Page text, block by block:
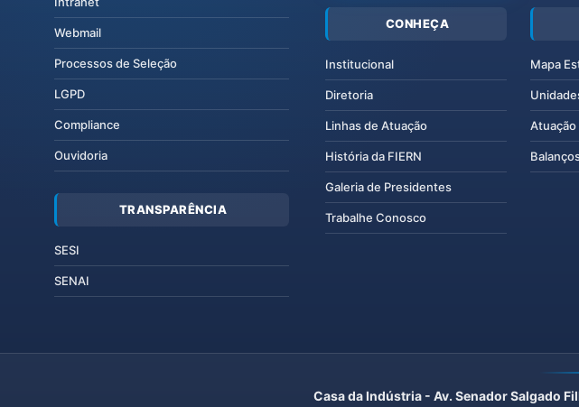
Webmail
Processos de Seleção
LGPD
Compliance
Ouvidoria
TRANSPARÊNCIA
SESI
SENAI
CONHEÇA
Institucional
Diretoria
Linhas de Atuação
História da FIERN
Galeria de Presidentes
Trabalhe Conosco
Mapa
Casa da Indústria - Av. Senador Salgado